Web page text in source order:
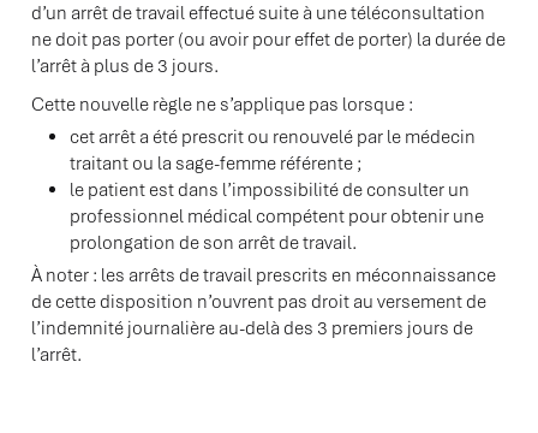
d’un arrêt de travail effectué suite à une téléconsultation
ne doit pas porter (ou avoir pour effet de porter) la durée de
l’arrêt à plus de 3 jours.
Cette nouvelle règle ne s’applique pas lorsque :
cet arrêt a été prescrit ou renouvelé par le médecin
traitant ou la sage-femme référente ;
le patient est dans l’impossibilité de consulter un
professionnel médical compétent pour obtenir une
prolongation de son arrêt de travail.
À noter : les arrêts de travail prescrits en méconnaissance
de cette disposition n’ouvrent pas droit au versement de
l’indemnité journalière au-delà des 3 premiers jours de
l’arrêt.